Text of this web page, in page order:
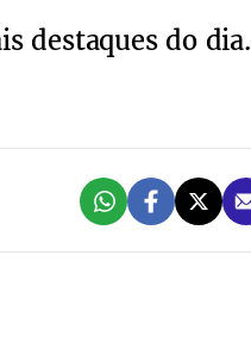
destaques do dia.